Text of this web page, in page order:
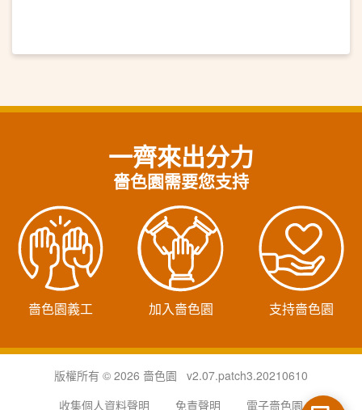
一齊來出分力
嗇色園需要您支持
嗇色園義工 加入嗇色園 支持嗇色園
版權所有 © 2026 嗇色園 v2.07.patch3.20210610
收集個人資料聲明
免責聲明 電子嗇色園